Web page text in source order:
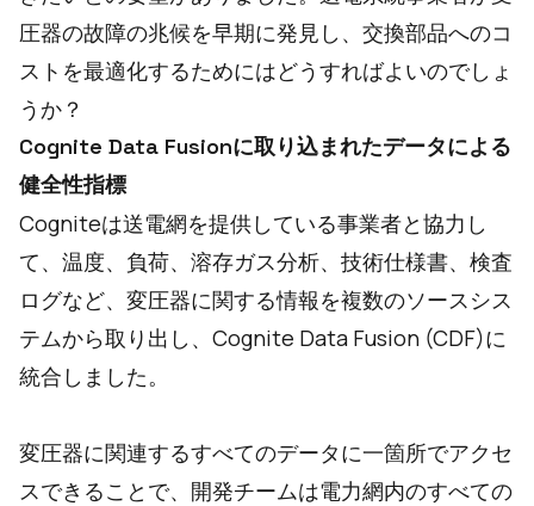
圧器の故障の兆候を早期に発見し、交換部品へのコ
ストを最適化するためにはどうすればよいのでしょ
うか？
Cognite Data Fusionに取り込まれたデータによる
健全性指標
Cogniteは送電網を提供している事業者と協力し
て、温度、負荷、溶存ガス分析、技術仕様書、検査
ログなど、変圧器に関する情報を複数のソースシス
テムから取り出し、Cognite Data Fusion (CDF)に
統合しました。
変圧器に関連するすべてのデータに一箇所でアクセ
スできることで、開発チームは電力網内のすべての